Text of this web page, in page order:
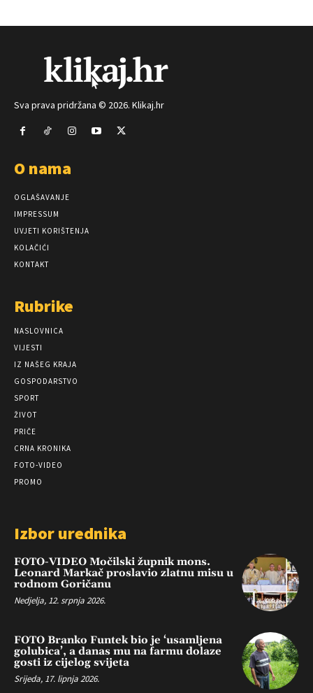
Sva prava pridržana © 2026. Klikaj.hr
O nama
OGLAŠAVANJE
IMPRESSUM
UVJETI KORIŠTENJA
KOLAČIĆI
KONTAKT
Rubrike
NASLOVNICA
VIJESTI
IZ NAŠEG KRAJA
GOSPODARSTVO
SPORT
ŽIVOT
PRIČE
CRNA KRONIKA
FOTO-VIDEO
PROMO
Izbor urednika
FOTO-VIDEO Močilski župnik mons.
Leonard Markač proslavio zlatnu misu u
rodnom Goričanu
Nedjelja, 12. srpnja 2026.
FOTO Branko Funtek bio je ‘usamljena
golubica’, a danas mu na farmu dolaze
gosti iz cijelog svijeta
Srijeda, 17. lipnja 2026.